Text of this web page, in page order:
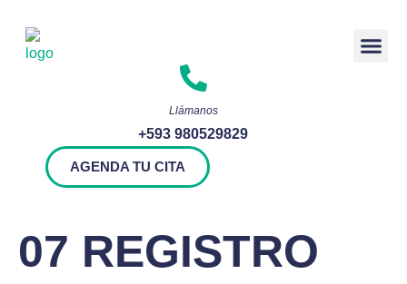
Llámanos
+593 980529829
AGENDA TU CITA
07 REGISTRO